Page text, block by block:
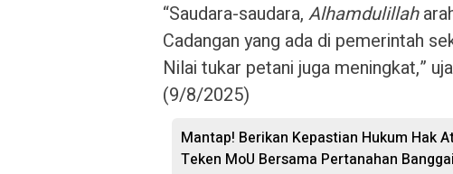
“Saudara-saudara, Alhamdulillah
Cadangan yang ada di pemerintah
Nilai tukar petani juga meningkat,”
(9/8/2025)
Mantap! Berikan Kepastian Hukum Hak
Teken MoU Bersama Pertanahan